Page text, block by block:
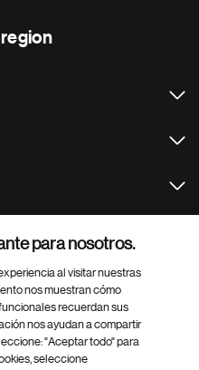
para nosotros.
al visitar nuestras
nos muestran cómo
recuerdan sus
nos ayudan a compartir
"Aceptar todo" para
seleccione